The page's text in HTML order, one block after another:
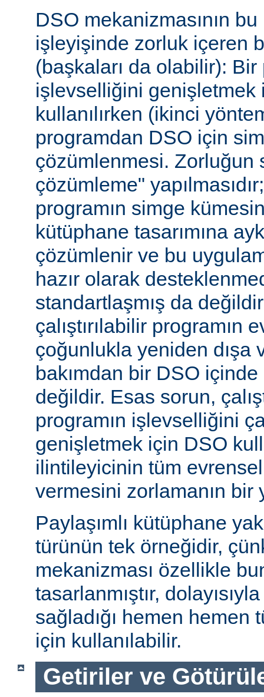
DSO mekanizmasının
işleyişinde zorluk içeren
(başkaları da olabilir): Bir
işlevselliğini genişletmek
kullanılırken (ikinci
programdan DSO için
çözümlenmesi. Zorluğun
çözümleme"
programın simge
kütüphane tasarımına
çözümlenir ve bu
hazır olarak
standartlaşmış da
çalıştırılabilir programın
çoğunlukla yeniden dışa
bakımdan bir DSO
değildir. Esas sorun,
programın işlevselliğini
genişletmek için DSO
ilintileyicinin tüm
vermesini zorlamanın bir
Paylaşımlı kütüphane
türünün tek örneğidir,
mekanizması özellikle
tasarlanmıştır,
sağladığı hemen hemen
için kullanılabilir.
Getiriler ve